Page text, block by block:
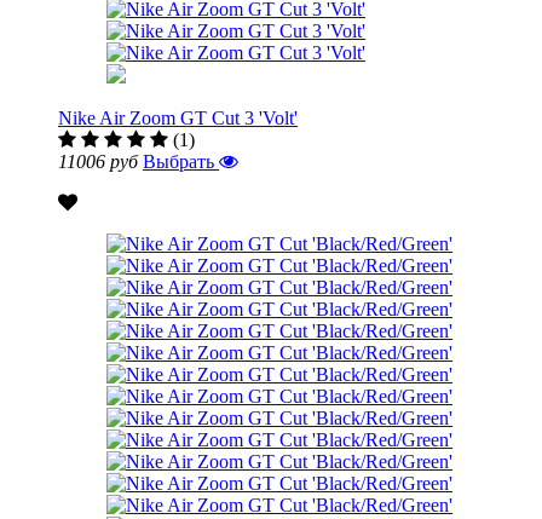
Nike Air Zoom GT Cut 3 'Volt'
(1)
11006 руб Выбрать